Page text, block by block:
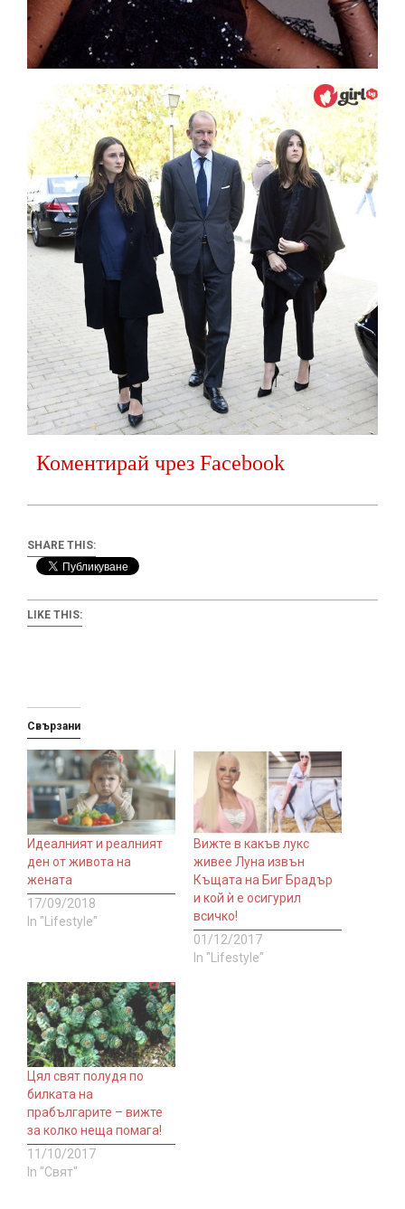
Коментирай чрез Facebook
SHARE THIS:
LIKE THIS:
Свързани
Идеалният и реалният
ден от живота на
жената
17/09/2018
In "Lifestyle"
Вижте в какъв лукс
живее Луна извън
Къщата на Биг Брадър
и кой ѝ е осигурил
всичко!
01/12/2017
In "Lifestyle"
Цял свят полудя по
билката на
прабългарите – вижте
за колко неща помага!
11/10/2017
In "Свят"